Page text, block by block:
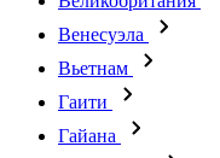
Венесуэла
Вьетнам
Гаити
Гайана